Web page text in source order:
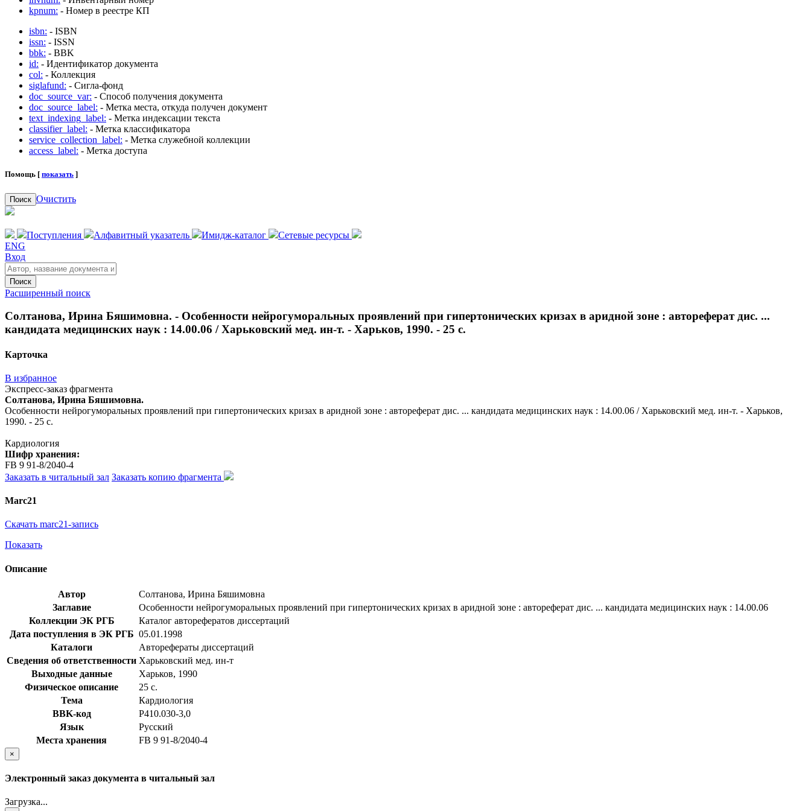
kpnum: - Номер в реестре КП
isbn: - ISBN
issn: - ISSN
bbk: - BBK
id: - Идентификатор документа
col: - Коллекция
siglafund: - Сигла-фонд
doc_source_var: - Способ получения документа
doc_source_label: - Метка места, откуда получен документ
text_indexing_label: - Метка индексации текста
classifier_label: - Метка классификатора
service_collection_label: - Метка служебной коллекции
access_label: - Метка доступа
Помощь [ показать ]
Поиск Очистить
Поступления Алфавитный указатель Имидж-каталог
Сетевые ресурсы
ENG
Вход
Поиск
Расширенный поиск
Солтанова, Ирина Бяшимовна. - Особенности нейрогуморальных проявлений при гипертонических кризах в аридной зоне : автореферат дис. ...
кандидата медицинских наук : 14.00.06 / Харьковский мед. ин-т. - Харьков, 1990. - 25 с.
Карточка
В избранное
Экспресс-заказ фрагмента
Солтанова, Ирина Бяшимовна.
Особенности нейрогуморальных проявлений при гипертонических кризах в аридной зоне : автореферат дис. ... кандидата медицинских наук : 14.00.06 / Харьковский мед. ин-т. - Харьков,
1990. - 25 с.
Кардиология
Шифр хранения:
FB 9 91-8/2040-4
Заказать в читальный зал Заказать копию фрагмента
Marc21
Скачать marc21-запись
Показать
Описание
Автор
Солтанова, Ирина Бяшимовна
Заглавие
Особенности нейрогуморальных проявлений при гипертонических кризах в аридной зоне : автореферат дис. ... кандидата медицинских наук : 14.00.06
Коллекции ЭК РГБ
Каталог авторефератов диссертаций
Дата поступления в ЭК РГБ 05.01.1998
Каталоги
Авторефераты диссертаций
Сведения об ответственности Харьковский мед. ин-т
Выходные данные
Харьков, 1990
Физическое описание
25 с.
Тема
Кардиология
BBK-код
Р410.030-3,0
Язык
Русский
Места хранения
FB 9 91-8/2040-4
×
Электронный заказ документа в читальный зал
Загрузка...